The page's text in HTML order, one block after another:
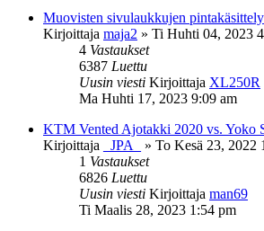
Muovisten sivulaukkujen pintakäsittely
Kirjoittaja maja2 » Ti Huhti 04, 2023
4 Vastaukset
6387 Luettu
Uusin viesti Kirjoittaja XL250R
Ma Huhti 17, 2023 9:09 am
KTM Vented Ajotakki 2020 vs. Yoko
Kirjoittaja
_JPA_ » To Kesä 23, 2022
1 Vastaukset
6826 Luettu
Uusin viesti Kirjoittaja man69
Ti Maalis 28, 2023 1:54 pm